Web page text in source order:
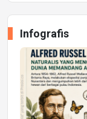
Infografis